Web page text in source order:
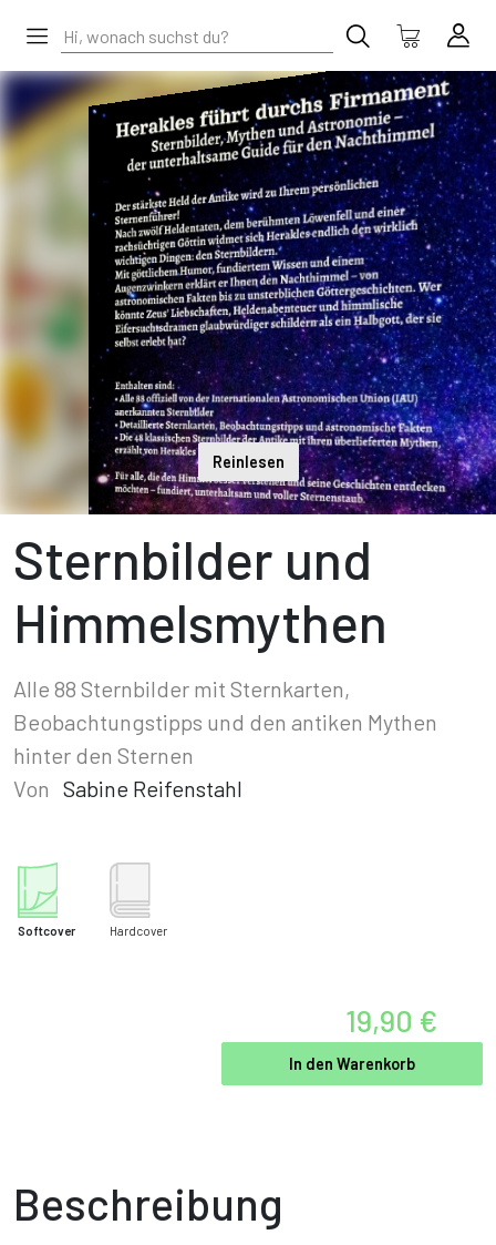
Reinlesen
Sternbilder und
Himmelsmythen
Alle 88 Sternbilder mit Sternkarten,
Beobachtungstipps und den antiken Mythen
hinter den Sternen
Von Sabine Reifenstahl
Softcover Hardcover
19,90 €
In den Warenkorb
Beschreibung